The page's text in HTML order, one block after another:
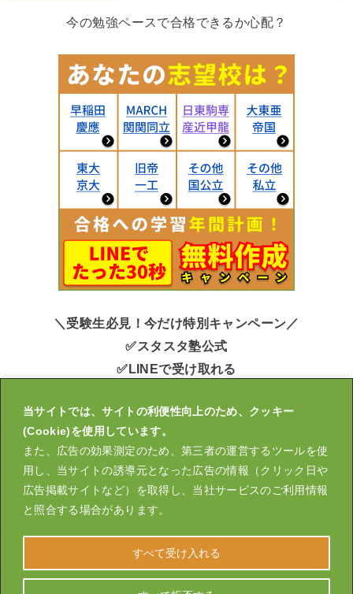
当サイトでは、サイトの利便性向上のため、クッキー
(Cookie)を使用しています。
また、広告の効果測定のため、第三者の運営するツールを使
用し、当サイトの誘導元となった広告の情報（クリック日や
広告掲載サイトなど）を取得し、当社サービスのご利用情報
と照合する場合があります。
すべて受け入れる
今の勉強ペースで合格できるか心配？
＼受験生必見！今だけ特別キャンペーン／
✅スタスタ塾公式
✅LINEで受け取れる
キミ用の大学受験【年間計画表】無料作成中！
運営会社 大学受験スタスタ塾
スタスタLIVE
英検オンライン塾ならスタスタLIVE英検®｜個別指導で合格まで
伴走
特定商取引法に基づく表示
掲載のお問い合わせ